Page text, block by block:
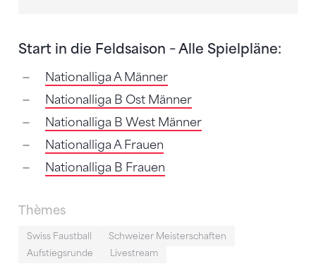
Start in die Feldsaison − Alle Spielpläne:
Nationalliga A Männer
Nationalliga B Ost Männer
Nationalliga B West Männer
Nationalliga A Frauen
Nationalliga B Frauen
Thèmes
Swiss Faustball
Schweizer Meisterschaften
Aufstiegsrunde
Livestream